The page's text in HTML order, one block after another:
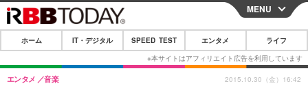
CLOSE
ホーム
IT・デジタル
MENU
ホーム IT・デジタル SPEED TEST エンタメ ライフ
エンタメ 音楽 2015.10.30（金）16:42